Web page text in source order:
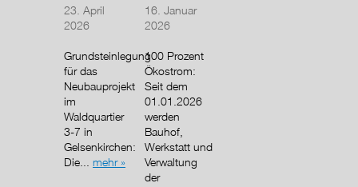
23. April
2026
Grundsteinlegung
für das
Neubauprojekt
im
Waldquartier
3-7 in
Gelsenkirchen:
Die... mehr »
16. Januar
2026
100 Prozent
Ökostrom:
Seit dem
01.01.2026
werden
Bauhof,
Werkstatt und
Verwaltung
der